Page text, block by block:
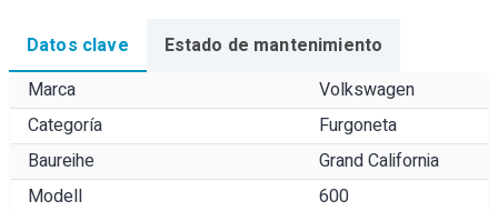
Datos clave
Estado de mantenimiento
Marca
Volkswagen
Categoría
Furgoneta
Baureihe
Grand California
Modell
600